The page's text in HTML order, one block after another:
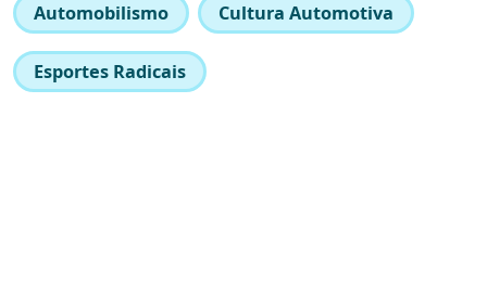
Automobilismo Cultura Automotiva
Esportes Radicais